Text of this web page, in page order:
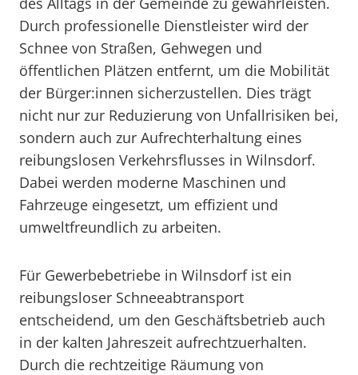
Durch professionelle Dienstleister wird der
Schnee von Straßen, Gehwegen und
öffentlichen Plätzen entfernt, um die Mobilität
der Bürger:innen sicherzustellen. Dies trägt
nicht nur zur Reduzierung von Unfallrisiken bei,
sondern auch zur Aufrechterhaltung eines
reibungslosen Verkehrsflusses in Wilnsdorf.
Dabei werden moderne Maschinen und
Fahrzeuge eingesetzt, um effizient und
umweltfreundlich zu arbeiten.
Für Gewerbebetriebe in Wilnsdorf ist ein
reibungsloser Schneeabtransport
entscheidend, um den Geschäftsbetrieb auch
in der kalten Jahreszeit aufrechtzuerhalten.
Durch die rechtzeitige Räumung von